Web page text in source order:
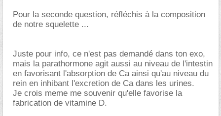
Pour la seconde question, réfléchis à la composition
de notre squelette ...
Juste pour info, ce n'est pas demandé dans ton exo,
mais la parathormone agit aussi au niveau de l'intestin
en favorisant l'absorption de Ca ainsi qu'au niveau du
rein en inhibant l'excretion de Ca dans les urines.
Je crois meme me souvenir qu'elle favorise la
fabrication de vitamine D.